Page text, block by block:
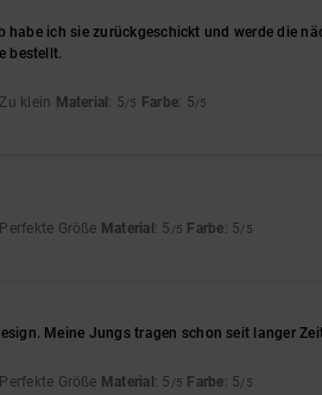
ich sie zurückgeschickt und werde die
bestellt.
klein Material: 5/5 Farbe: 5/5
Größe Material: 5 /5 Farbe: 5/5
Meine Jungs tragen schon seit langer
Größe Material: 5 /5 Farbe: 5/5